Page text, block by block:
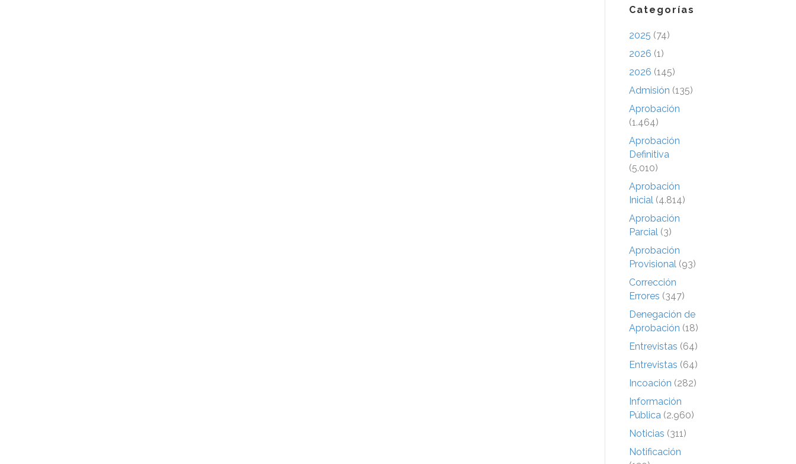
Categorías
2025 (74)
2026 (1)
2026 (145)
Admisión (135)
Aprobación
(1.464)
Aprobación
Definitiva
(5.010)
Aprobación
Inicial (4.814)
Aprobación
Parcial (3)
Aprobación
Provisional (93)
Corrección
Errores (347)
Denegación de
Aprobación (18)
Entrevistas (64)
Entrevistas (64)
Incoación (282)
Información
Pública (2.960)
Noticias (311)
Notificación